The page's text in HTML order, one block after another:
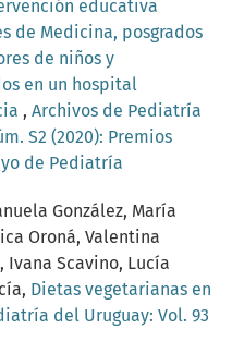
educativa
de Medicina, posgrados
de niños y
en un hospital
, Archivos de Pediatría
S2 (2020): Premios
de Pediatría
González, María
Oroná, Valentina
Ivana Scavino, Lucía
Dietas vegetarianas en
del Uruguay: Vol. 93